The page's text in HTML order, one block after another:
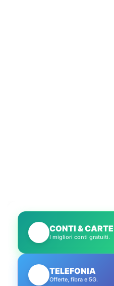
CONTI & CARTE
I migliori conti gratuiti.
TELEFONIA
Offerte, fibra e 5G.